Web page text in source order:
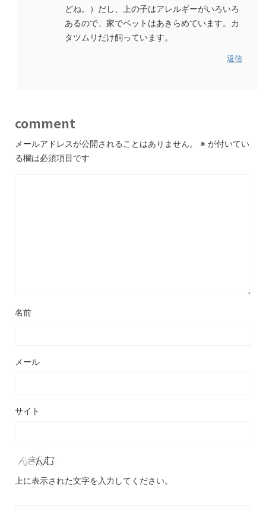
どね。）だし、上の子はアレルギーがいろいろ
あるので、家でペットはあきらめています。カ
タツムリだけ飼っています。
返信
comment
メールアドレスが公開されることはありません。 ※ が付いてい
る欄は必須項目です
名前
メール
サイト
上に表示された文字を入力してください。